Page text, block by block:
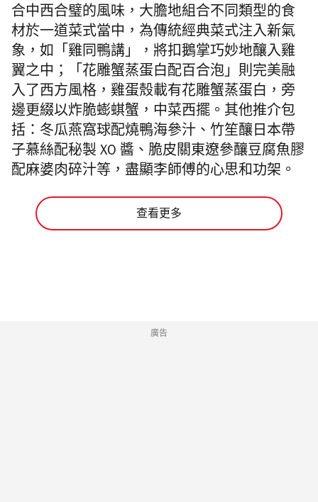
合中西合璧的風味， 大膽地組合不同類型的食
材於一道菜式當中， 為傳統經典菜式注入新氣
象，如「雞同鴨講」，將扣鵝掌巧妙地釀入雞
翼之中；
「 花雕蟹蒸蛋白配百合泡」則完美融
入了 西方風格， 雞蛋殼載有花雕蟹蒸蛋白， 旁
邊更綴以炸脆蟛蜞蟹，中菜西擺。其他推介包
括：冬瓜燕窩球配燒鴨海參汁、 竹笙釀日本帶
子慕絲配秘製 XO 醬、脆皮關東遼參釀豆腐魚膠
配麻婆肉碎汁等，盡顯李師傅的心思和功架。
查看更多
廣告